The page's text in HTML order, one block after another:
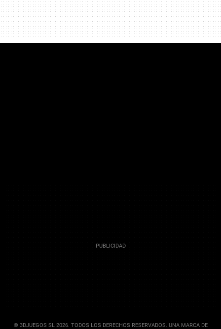
© 3DJUEGOS SL 2026. TODOS LOS DERECHOS RESERVADOS. UNA MARCA DE